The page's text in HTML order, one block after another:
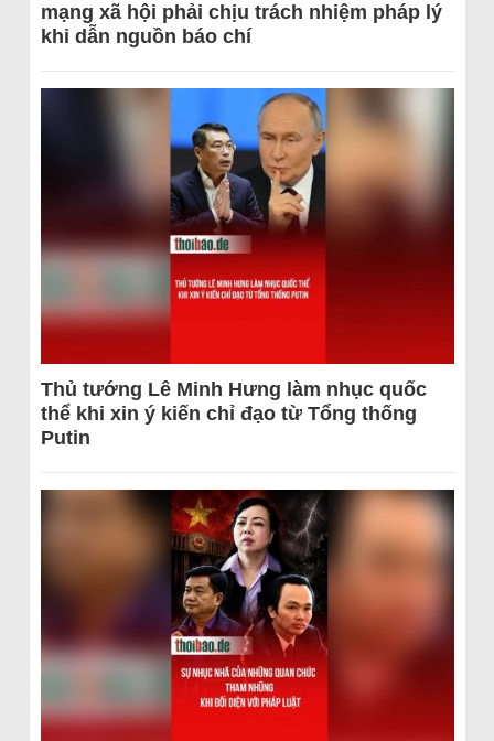
mạng xã hội phải chịu trách nhiệm pháp lý
khi dẫn nguồn báo chí
Thủ tướng Lê Minh Hưng làm nhục quốc
thể khi xin ý kiến chỉ đạo từ Tổng thống
Putin